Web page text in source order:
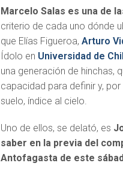
Marcelo Salas es una de
criterio de cada uno dónde
que Elías Figueroa,Arturo
Ídolo en Universidad de
una generación de hinchas,
capacidad para definir y,
suelo, índice al cielo.
Uno de ellos, se delató, es
saber en la previa del
Antofagasta de este